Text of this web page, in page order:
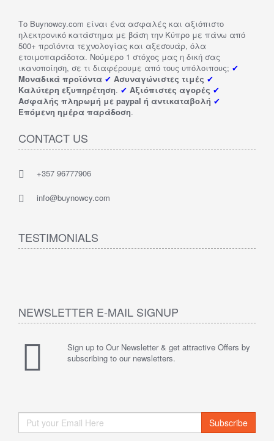
Το Buynowcy.com είναι ένα ασφαλές και αξιόπιστο
ηλεκτρονικό κατάστημα με βάση την Κύπρο με πάνω από
500+ προϊόντα τεχνολογίας και αξεσουάρ, όλα
ετοιμοπαράδοτα. Νούμερο 1 στόχος μας η δική σας
ικανοποίηση, σε τι διαφέρουμε από τους υπόλοιπους; ✔
Μοναδικά προϊόντα ✔ Ασυναγώνιστες τιμές ✔
Καλύτερη εξυπηρέτηση. ✔ Αξιόπιστες αγορές ✔
Ασφαλής πληρωμή με paypal ή αντικαταβολή ✔
Επόμενη ημέρα παράδοση.
CONTACT US
+357 96777906
info@buynowcy.com
TESTIMONIALS
NEWSLETTER E-MAIL SIGNUP
Sign up to Our Newsletter & get attractive Offers by
subscribing to our newsletters.
Subscribe